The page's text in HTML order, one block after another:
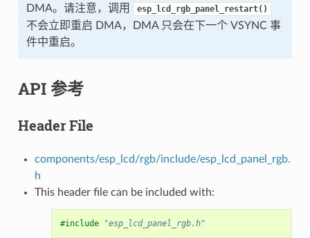
DMA。请注意，调用
esp_lcd_rgb_panel_restart()
不会立即重启 DMA，DMA 只会在下一个 VSYNC 事
件中重启。
API 参考
Header File
components/esp_lcd/rgb/include/esp_lcd_panel_rgb.
h
This header file can be included with:
#include "esp_lcd_panel_rgb.h"